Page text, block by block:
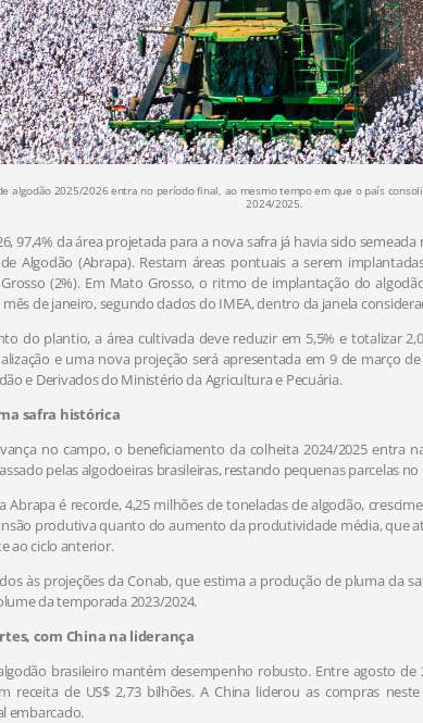
algodão 2025/2026 entra no período final, ao mesmo tempo em que o país
2024/2025.
97,4% da área projetada para a nova safra já havia sido
Algodão (Abrapa). Restam áreas pontuais a serem
(2%). Em Mato Grosso, o ritmo de implantação do
de janeiro, segundo dados do IMEA, dentro da janela
do plantio, a área cultivada deve reduzir em 5,5% e totalizar
e uma nova projeção será apresentada em 9 de março
e Derivados do Ministério da Agricultura e Pecuária.
safra histórica
no campo, o beneficiamento da colheita 2024/2025 entra
pelas algodoeiras brasileiras, restando pequenas parcelas
Abrapa é recorde, 4,25 milhões de toneladas de algodão,
produtiva quanto do aumento da produtividade média, que
ao ciclo anterior.
às projeções da Conab, que estima a produção de pluma da
da temporada 2023/2024.
com China na liderança
brasileiro mantém desempenho robusto. Entre agosto de
receita de US$ 2,73 bilhões. A China liderou as compras
embarcado.